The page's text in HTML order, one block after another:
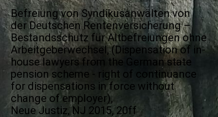
Befreiung von Syndikusanwälten von
der Deutschen Rentenversicherung –
Bestandsschutz für Altbefreiungen ohne
Arbeitgeberwechsel, (Dispensation of in-
house lawyers from the German state
pension scheme - right of continuance
for dispensations in force without
change of employer),
Neue Justiz, NJ 2015, 20ff